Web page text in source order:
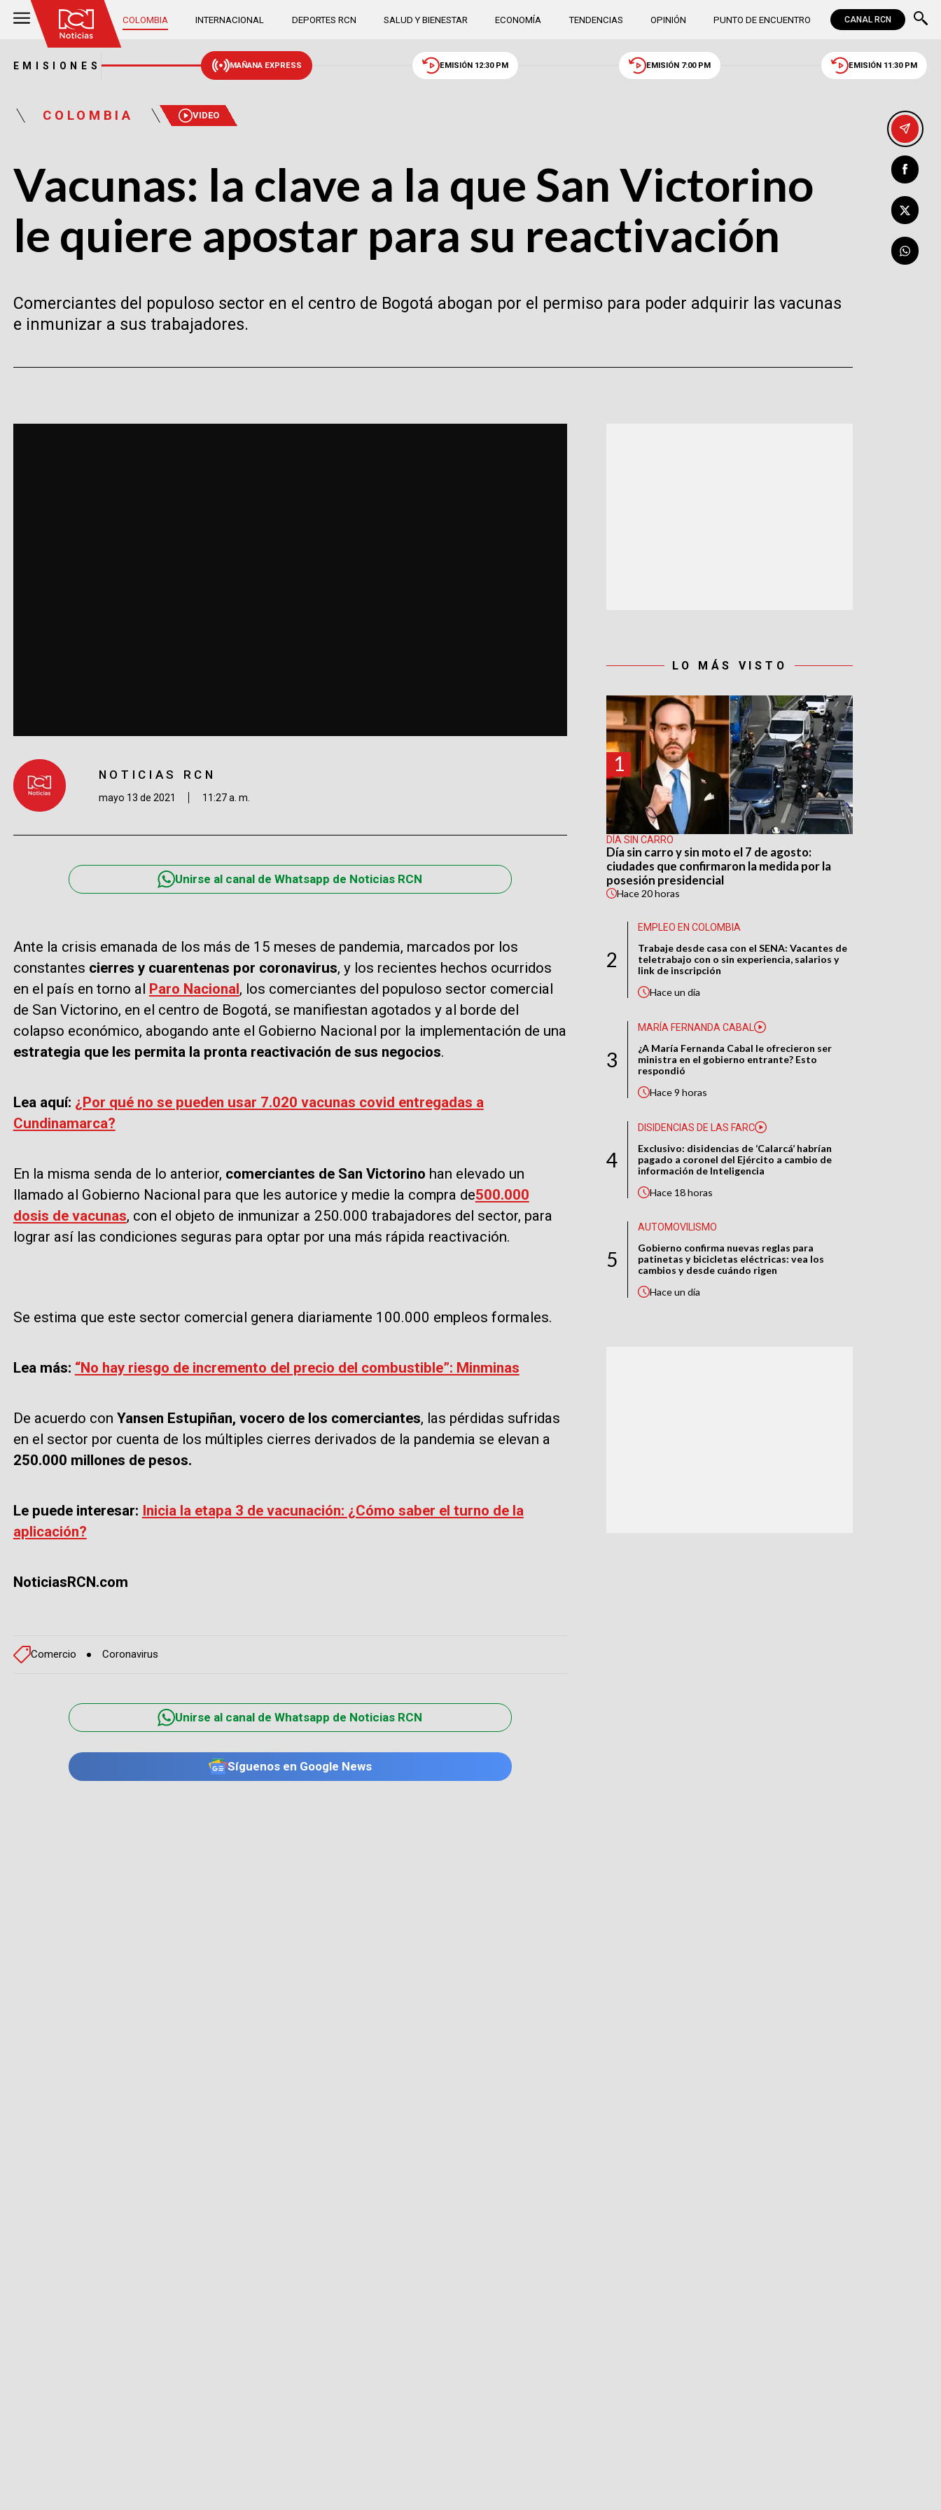
COLOMBIA INTERNACIONAL DEPORTES RCN SALUD Y BIENESTAR ECONOMÍA TENDENCIAS OPINIÓN PUNTO DE ENCUENTRO CANAL RCN
EMISIONES MAÑANA EXPRESS EMISIÓN 12:30 PM EMISIÓN 7:00 PM EMISIÓN 11:30 PM
COLOMBIA VIDEO
Vacunas: la clave a la que San Victorino
le quiere apostar para su reactivación
Comerciantes del populoso sector en el centro de Bogotá abogan por el permiso para poder adquirir las vacunas
e inmunizar a sus trabajadores.
NOTICIAS RCN
mayo 13 de 2021 11:27 a. m.
Unirse al canal de Whatsapp de Noticias RCN
Ante la crisis emanada de los más de 15 meses de pandemia, marcados por los
constantes cierres y cuarentenas por coronavirus, y los recientes hechos ocurridos
en el país en torno al Paro Nacional, los comerciantes del populoso sector comercial
de San Victorino, en el centro de Bogotá, se manifiestan agotados y al borde del
colapso económico, abogando ante el Gobierno Nacional por la implementación de una
estrategia que les permita la pronta reactivación de sus negocios.
Lea aquí: ¿Por qué no se pueden usar 7.020 vacunas covid entregadas a
Cundinamarca?
En la misma senda de lo anterior, comerciantes de San Victorino han elevado un
llamado al Gobierno Nacional para que les autorice y medie la compra de500.000
dosis de vacunas, con el objeto de inmunizar a 250.000 trabajadores del sector, para
lograr así las condiciones seguras para optar por una más rápida reactivación.
Se estima que este sector comercial genera diariamente 100.000 empleos formales.
Lea más: “No hay riesgo de incremento del precio del combustible”: Minminas
De acuerdo con Yansen Estupiñan, vocero de los comerciantes, las pérdidas sufridas
en el sector por cuenta de los múltiples cierres derivados de la pandemia se elevan a
250.000 millones de pesos.
Le puede interesar: Inicia la etapa 3 de vacunación: ¿Cómo saber el turno de la
aplicación?
NoticiasRCN.com
Comercio Coronavirus
Unirse al canal de Whatsapp de Noticias RCN
Síguenos en Google News
LO MÁS VISTO
1
DÍA SIN CARRO
Día sin carro y sin moto el 7 de agosto:
ciudades que confirmaron la medida por la
posesión presidencial
Hace20 horas
2
EMPLEO EN COLOMBIA
Trabaje desde casa con el SENA: Vacantes de
teletrabajo con o sin experiencia, salarios y
link de inscripción
Haceun día
3
MARÍA FERNANDA CABAL
¿A María Fernanda Cabal le ofrecieron ser
ministra en el gobierno entrante? Esto
respondió
Hace9 horas
4
DISIDENCIAS DE LAS FARC
Exclusivo: disidencias de ‘Calarcá’ habrían
pagado a coronel del Ejército a cambio de
información de Inteligencia
Hace 18 horas
5
AUTOMOVILISMO
Gobierno confirma nuevas reglas para
patinetas y bicicletas eléctricas: vea los
cambios y desde cuándo rigen
Haceun día